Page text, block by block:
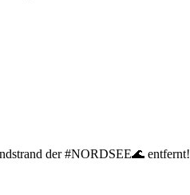
der #NORDSEE🌊 entfernt!